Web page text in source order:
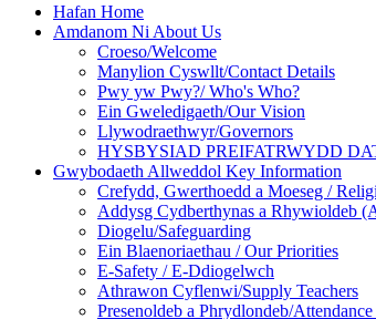
Hafan Home
Amdanom Ni About Us
Croeso/Welcome
Manylion Cyswllt/Contact Details
Pwy yw Pwy?/ Who's Who?
Ein Gweledigaeth/Our Vision
Llywodraethwyr/Governors
HYSBYSIAD PREIFATRWYDD
Gwybodaeth Allweddol Key Information
Crefydd, Gwerthoedd a Moeseg /
Addysg Cydberthynas a Rhywioldeb
Diogelu/Safeguarding
Ein Blaenoriaethau / Our Priorities
E-Safety / E-Ddiogelwch
Athrawon Cyflenwi/Supply Teachers
Presenoldeb a Phrydlondeb/